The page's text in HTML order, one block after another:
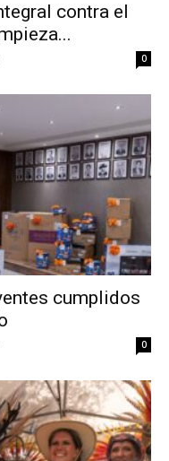
contra el
0
cumplidos
0